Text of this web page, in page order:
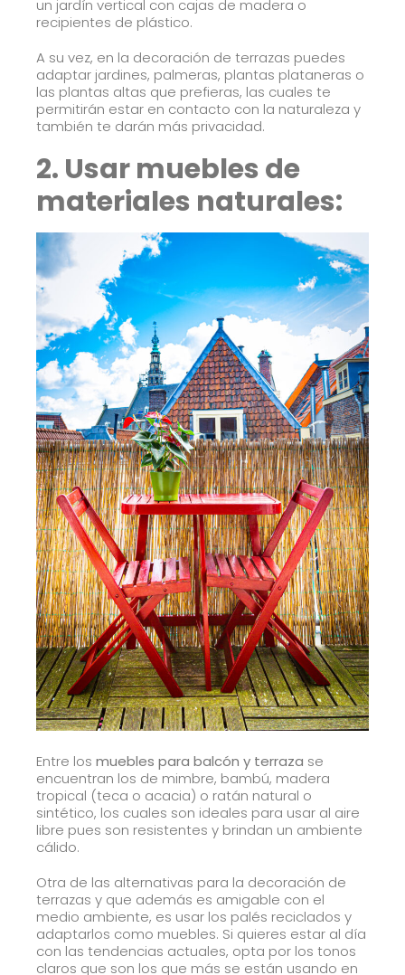
un jardín vertical con cajas de madera o
recipientes de plástico.
A su vez, en la decoración de terrazas puedes
adaptar jardines, palmeras, plantas plataneras o
las plantas altas que prefieras, las cuales te
permitirán estar en contacto con la naturaleza y
también te darán más privacidad.
2. Usar muebles de
materiales naturales:
Entre los muebles para balcón y terraza se
encuentran los de mimbre, bambú, madera
tropical (teca o acacia) o ratán natural o
sintético, los cuales son ideales para usar al aire
libre pues son resistentes y brindan un ambiente
cálido.
Otra de las alternativas para la decoración de
terrazas y que además es amigable con el
medio ambiente, es usar los palés reciclados y
adaptarlos como muebles. Si quieres estar al día
con las tendencias actuales, opta por los tonos
claros que son los que más se están usando en